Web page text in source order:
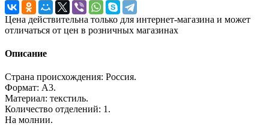
Цена действительна только для интернет-магазина и может
отличаться от цен в розничных магазинах
Описание
Страна происхождения: Россия.
Формат: А3.
Материал: текстиль.
Количество отделений: 1.
На молнии.